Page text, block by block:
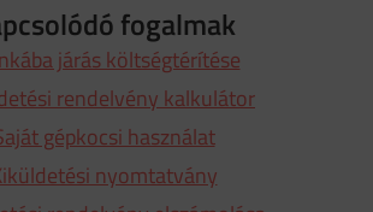
fogalmak
járás költségtérítése
rendelvény kalkulátor
gépkocsi használat
nyomtatvány